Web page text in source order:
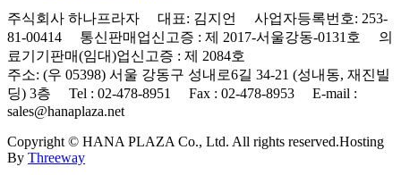
주식회사 하나프라자 대표: 김지언 사업자등록번호: 253-
81-00414 통신판매업신고증 : 제 2017-서울강동-0131호 의
료기기판매(임대)업신고증 : 제 2084호
주소: (우 05398) 서울 강동구 성내로6길 34-21 (성내동, 재진빌
딩) 3층 Tel : 02-478-8951 Fax : 02-478-8953 E-mail :
sales@hanaplaza.net
Copyright © HANA PLAZA Co., Ltd. All rights reserved.Hosting
By Threeway